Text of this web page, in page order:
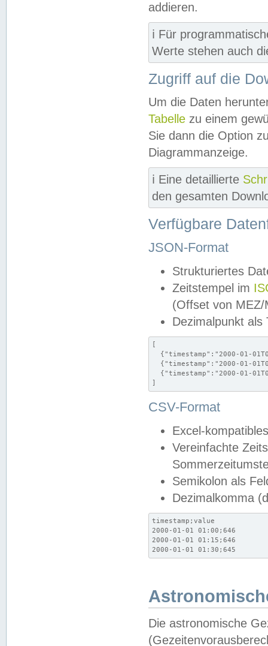
addieren.
ℹ️ Für
Werte stehen auch
Zugriff auf die
Um die Daten
Tabelle zu einem
Sie dann die Option
Diagrammanzeige.
ℹ️ Eine detaillierte
den gesamten
Verfügbare
JSON-Format
Strukturiertes
Zeitstempel im
(Offset von MEZ/
Dezimalpunkt als
[
{"timestamp":"2000-01-
{"timestamp":"2000-01-
{"timestamp":"2000-01-
]
CSV-Format
Excel-
Vereinfachte
Semikolon als
Dezimalkomma
timestamp;value
2000-01-01 01:00;646
2000-01-01 01:15;646
2000-01-01 01:30;645
Die astronomische